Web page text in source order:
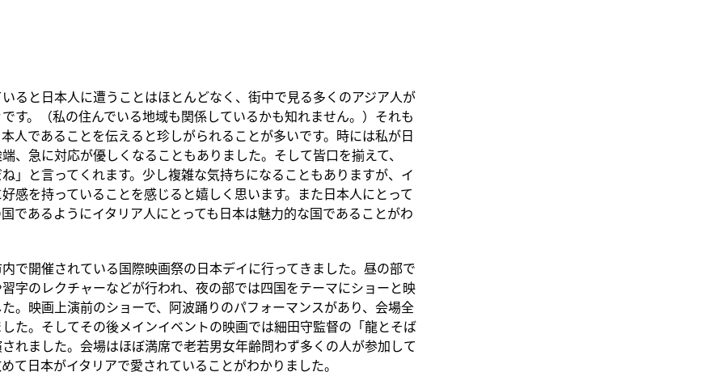
ると日本人に遭うことはほとんどなく、街中で見る多くのアジア人が
す。（私の住んでいる地域も関係しているかも知れません。）それも
人であることを伝えると珍しがられることが多いです。時には私が日
、急に対応が優しくなることもありました。そして皆口を揃えて、
ね」と言ってくれます。少し複雑な気持ちになることもありますが、イ
感を持っていることを感じると嬉しく思います。また日本人にとって
であるようにイタリア人にとっても日本は魅力的な国であることがわ
で開催されている国際映画祭の日本デイに行ってきました。昼の部で
字のレクチャーなどが行われ、夜の部では四国をテーマにショーと映
。映画上演前のショーで、阿波踊りのパフォーマンスがあり、会場全
た。そしてその後メインイベントの映画では細田守監督の「龍とそば
れました。会場はほぼ満席で老若男女年齢問わず多くの人が参加して
て日本がイタリアで愛されていることがわかりました。